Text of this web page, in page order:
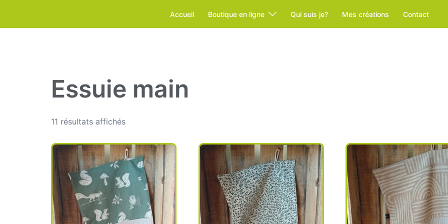
Accueil Boutique en ligne Qui suis je? Mes créations Contact
Essuie main
11 résultats affichés